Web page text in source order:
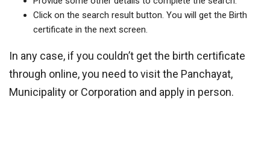
Click on the search result button. You will get the Birth
certificate in the next screen.
In any case, if you couldn’t get the birth certificate
through online, you need to visit the Panchayat,
Municipality or Corporation and apply in person.